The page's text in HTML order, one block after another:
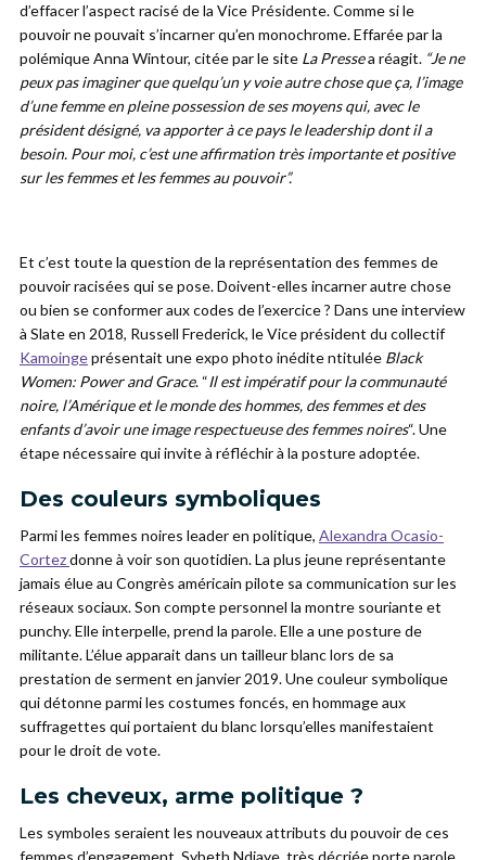
d’effacer l’aspect racisé de la Vice Présidente. Comme si le
pouvoir ne pouvait s’incarner qu’en monochrome. Effarée par la
polémique Anna Wintour, citée par le site La Pressea réagit. “Je ne
peux pas imaginer que quelqu’un y voie autre chose que ça, l’image
d’une femme en pleine possession de ses moyens qui, avec le
président désigné, va apporter à ce pays le leadership dont il a
besoin. Pour moi, c’est une affirmation très importante et positive
sur les femmes et les femmes au pouvoir”.
Et c’est toute la question de la représentation des femmes de
pouvoir racisées qui se pose. Doivent-elles incarner autre chose
ou bien se conformer aux codes de l’exercice ? Dans une interview
à Slate en 2018, Russell Frederick, le Vice président du collectif
Kamoingeprésentait une expo photo inédite ntitulée Black
Women: Power and Grace. “Il est impératif pour la communauté
noire, l’Amérique et le monde des hommes, des femmes et des
enfants d’avoir une image respectueuse des femmes noires“. Une
étape nécessaire qui invite à réfléchir à la posture adoptée.
Des couleurs symboliques
Parmi les femmes noires leader en politique, Alexandra Ocasio-
Cortezdonne à voir son quotidien. La plus jeune représentante
jamais élue au Congrès américain pilote sa communication sur les
réseaux sociaux. Son compte personnel la montre souriante et
punchy. Elle interpelle, prend la parole. Elle a une posture de
militante. L’élue apparait dans un tailleur blanc lors de sa
prestation de serment en janvier 2019. Une couleur symbolique
qui détonne parmi les costumes foncés, en hommage aux
suffragettes qui portaient du blanc lorsqu’elles manifestaient
pour le droit de vote.
Les cheveux, arme politique ?
Les symboles seraient les nouveaux attributs du pouvoir de ces
femmes d’engagement. Sybeth Ndiaye, très décriée porte parole